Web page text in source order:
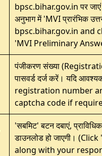
bpsc.bihar.gov.in पर
अनुभाग में 'MVI प्रारंभिक
bpsc.bihar.gov.in and
'MVI Preliminary
पंजीकरण संख्या
पासवर्ड दर्ज करें। यदि
registration number
captcha code if
'सबमिट' बटन दबाएं,
डाउनलोड हो जाएगी।
along with your